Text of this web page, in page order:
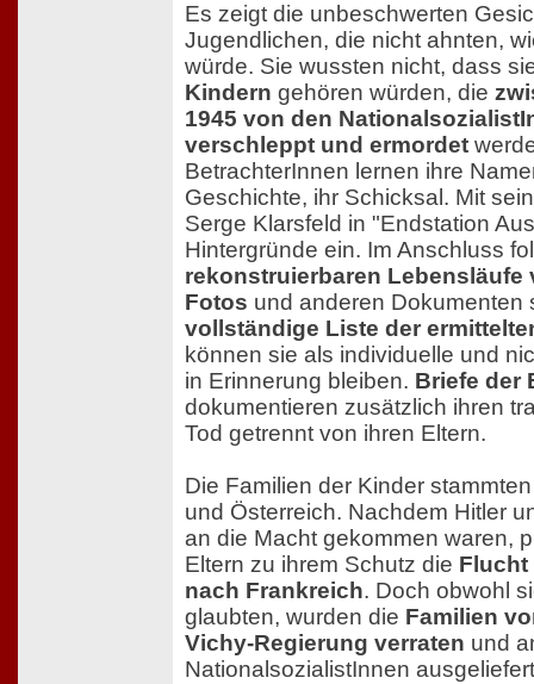
Es zeigt die unbeschwerten
Jugendlichen, die nicht ahnten,
würde. Sie wussten nicht, dass
Kindern gehören würden, die
1945 von den
verschleppt und ermordet
BetrachterInnen lernen ihre
Geschichte, ihr Schicksal. Mit
Serge Klarsfeld in "Endstation
Hintergründe ein. Im Anschluss
rekonstruierbaren Lebensläufe
Fotos und anderen Dokumenten
vollständige Liste der
können sie als individuelle und
in Erinnerung bleiben. Briefe der
dokumentieren zusätzlich ihren
Tod getrennt von ihren Eltern.
Die Familien der Kinder
und Österreich. Nachdem Hitler
an die Macht gekommen waren,
Eltern zu ihrem Schutz die Flucht
nach Frankreich. Doch obwohl
glaubten, wurden die Familien
Vichy-Regierung verraten und
NationalsozialistInnen